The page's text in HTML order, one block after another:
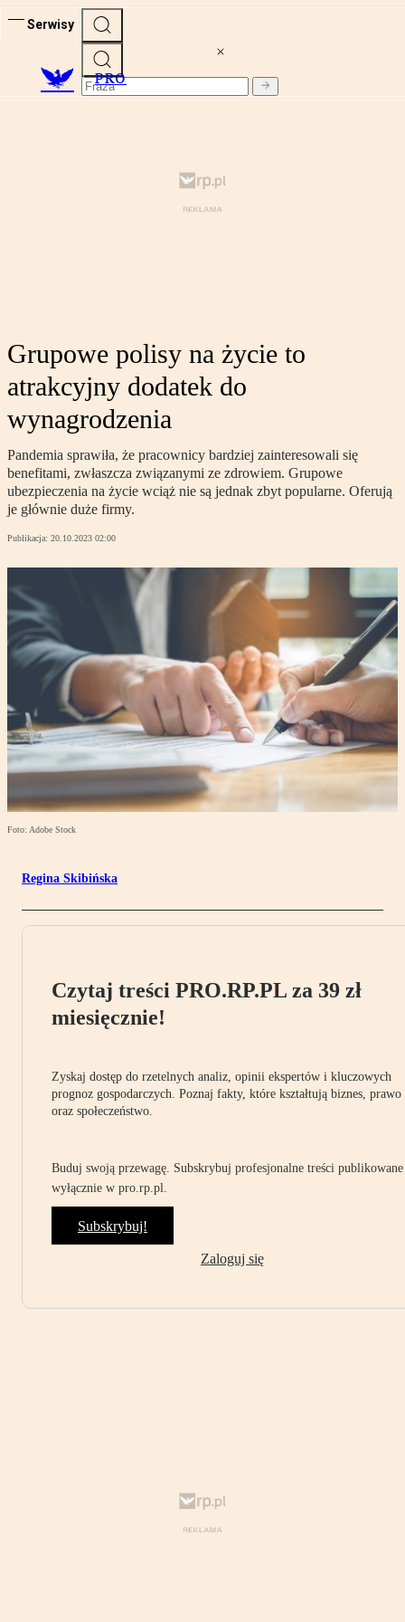
Serwisy
PRO
Grupowe polisy na życie to
atrakcyjny dodatek do
wynagrodzenia
Pandemia sprawiła, że pracownicy bardziej zainteresowali się
benefitami, zwłaszcza związanymi ze zdrowiem. Grupowe
ubezpieczenia na życie wciąż nie są jednak zbyt popularne. Oferują
je głównie duże firmy.
Publikacja: 20.10.2023 02:00
Foto: Adobe Stock
Regina Skibińska
Czytaj treści PRO.RP.PL za 39 zł
miesięcznie!
Zyskaj dostęp do rzetelnych analiz, opinii ekspertów i kluczowych
prognoz gospodarczych. Poznaj fakty, które kształtują biznes, prawo
oraz społeczeństwo.
Buduj swoją przewagę. Subskrybuj profesjonalne treści publikowane
wyłącznie w pro.rp.pl.
Subskrybuj!
Zaloguj się